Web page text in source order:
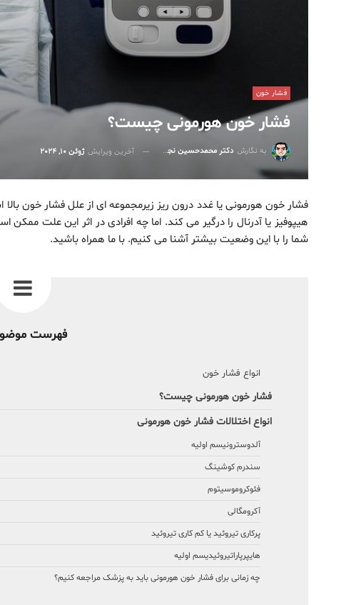
فشار خون
فشار خون هورمونی چیست؟
به نگارش دکتر محمدحسین نجفی آخرین ویرایش ژوئن 10, 2024
فشار خون هورمونی یا غدد درون ریز زیرمجموعه ای از علل فشار خون
هیپوفیز یا آدرنال را درگیر می کند. اما چه افرادی در اثر این علت
شما را با این وضعیت بیشتر آشنا می کنیم. با ما همراه باشید.
فهرست
انواع فشار خون
فشار خون هورمونی چیست؟
انواع اختلالات فشار خون هورمونی
آلدوسترونیسم اولیه
سندرم کوشینگ
فئوکروموسیتوم
آکرومگالی
پرکاری تیروئید یا کم کاری تیروئید
هایپرپاراتیروئیدیسم اولیه
چه زمانی برای فشار خون هورمونی باید به پزشک مراجعه کنیم؟